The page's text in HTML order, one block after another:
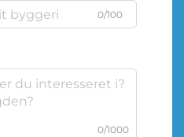
0/100
0/1000